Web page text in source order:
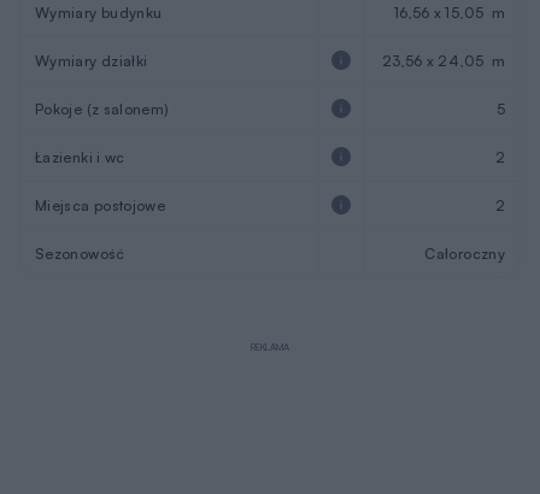
Wymiary budynku 16,56 x 15,05 m
Wymiary działki 23,56 x 24,05 m
Pokoje (z salonem) 5
Łazienki i wc 2
Miejsca postojowe 2
Sezonowość Całoroczny
REKLAMA